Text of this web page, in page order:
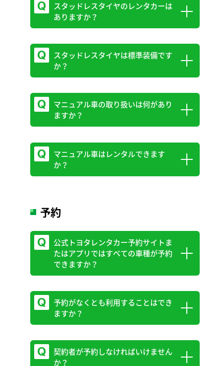
ェルキャブ（福祉車両）」からお手続きく
ださい。
なお、詳しい仕様や取扱い車種は店舗によ
って異なります。
にお電話でご確認ください。
トヨタレンタカー予約センターウェルキャ
スタッドレスタイヤのレンタカーは
ありますか？
冬季（10月初旬から3月下旬）にはスタッ
ドレスタイヤ装着車を一部車両にてご用意
望の場合は、ご予約時に、必ず「スタッド
レスタイヤ」オプションをご選択いただく
ンは有料となります。
で、あらかじめご了承ください。
※「スタッドレスタイヤ」には数に限りが
ございます。直前での変更・追加はできか
ねますので、事前のご予約をお願いいたし
ます。
※「スタッドレスタイヤ」装着車種や詳細
につきましては、ご利用店舗までお問い合
わせください。
スタッドレスタイヤは標準装備です
か？
申し訳ございませんが、冬期のスタッドレ
スタイヤは標準装備ではありません。オプ
装備車種や台数に限りがございますので、
予めお問い合わせ下さい。
オプション料金
マニュアル車の取り扱いは何があり
ますか？
86、GRヤリス、ヤリス、T2（2ｔ標準ト
ラック）、積載車にマニュアルの取り扱い
マニュアル車はレンタルできます
か？
マニュアル車につきましては、店舗により
保有状況が異なります。
たはご利用店舗にお電話にてお問合わせの
うえ、お申込みください。なお、公式サイ
「MT」を選択してください。
新埼玉予約センター： 0120-209-100
（9：
00～18：00）
予約
公式トヨタレンタカー予約サイトま
たはアプリではすべての車種が予約
できますか？
店舗によっては取扱いのない場合もござい
ます。
予約サイトに掲載のない車種をご希望の場
予約がなくとも利用することはでき
ますか？
予約がなくともご利用いただくくことは可
契約者が予約しなければいけません
か？